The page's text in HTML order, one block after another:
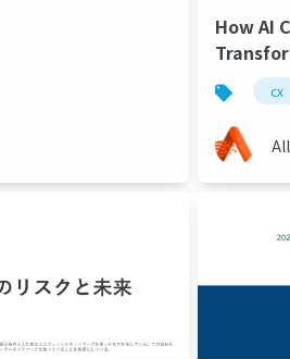
How AI
cx